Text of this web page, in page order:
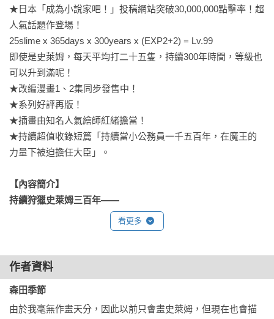
★日本「成為小說家吧！」投稿網站突破30,000,000點擊率！超
人氣話題作登場！
25slime x 365days x 300years x (EXP2+2) = Lv.99
即使是史萊姆，每天平均打二十五隻，持續300年時間，等級也
可以升到滿呢！
★改編漫畫1、2集同步發售中！
★系列好評再版！
★插畫由知名人氣繪師紅緒擔當！
★持續超值收錄短篇「持續當小公務員一千五百年，在魔王的
力量下被迫擔任大臣」。
【內容簡介】
持續狩獵史萊姆三百年——
不知不覺中，竟然長出了狐耳（與狐尾）！？
結果害我被魔王惡作劇……（臭魔王！）
導致無法反抗本能的我，為了追求「油炸豆皮」，
居然在魔王城內鬧得天翻地覆——！？
還有與當初讓我轉生的女神大人重逢（感動！），
看更多
作者資料
森田季節
由於我毫無作畫天分，因此以前只會畫史萊姆，但現在也會描